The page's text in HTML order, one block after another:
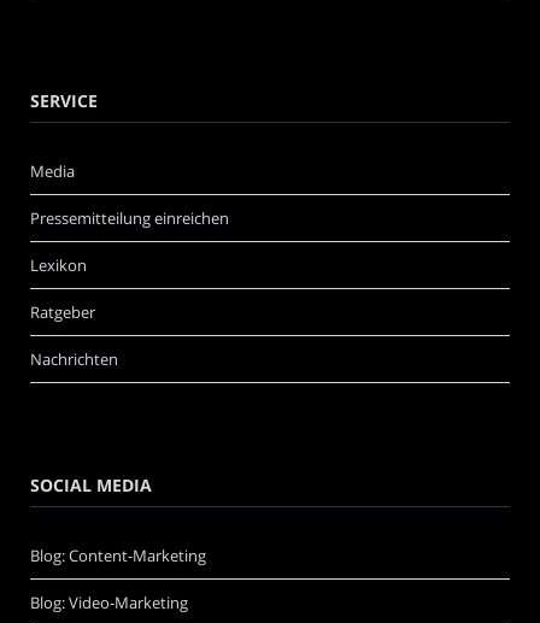
SERVICE
Media
Pressemitteilung einreichen
Lexikon
Ratgeber
Nachrichten
SOCIAL MEDIA
Blog: Content-Marketing
Blog: Video-Marketing